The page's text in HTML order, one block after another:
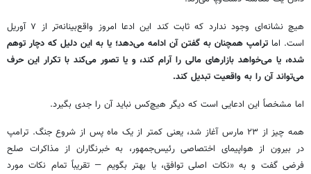
هیچ نشانه‌ای وجود ندارد که ثابت کند این ادعا امروز واقع‌بینانه‌تر از ۷ آوریل
است. اما ترامپ همچنان به گفتن آن ادامه می‌دهد؛ یا به این دلیل که دچار توهم
شده، یا می‌خواهد بازارهای مالی را آرام کند، و یا تصور می‌کند با تکرار این حرف
می‌تواند آن را به واقعیت تبدیل کند.
اما مشخصاً این ادعایی است که دیگر هیچ‌کس نباید آن را جدی بگیرد.
همه چیز از ۲۳ مارس آغاز شد، یعنی کمتر از یک ماه پس از شروع جنگ. ترامپ
در بیرون از هواپیمای اختصاصی رئیس‌جمهور، به خبرنگاران از مذاکرات صلح
فرضی گفت و به «نکات اصلی توافق، یا بهتر بگویم — تقریباً تمام نکات مورد